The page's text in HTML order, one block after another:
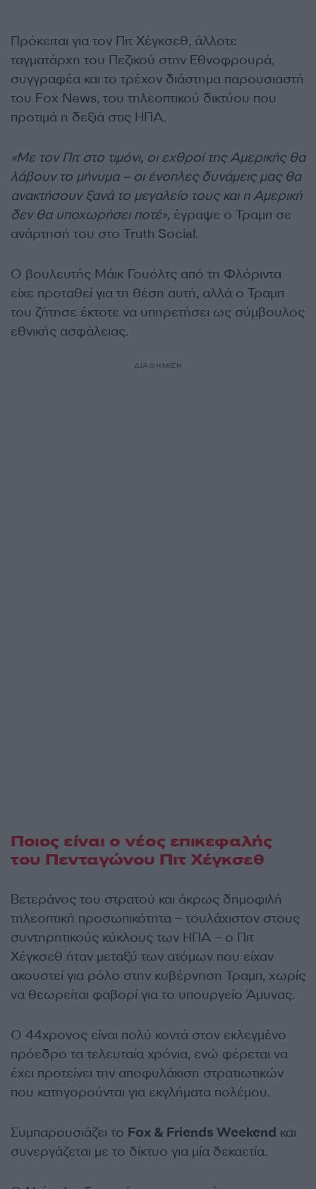
Πρόκειται για τον Πιτ Χέγκσεθ, άλλοτε
ταγματάρχη του Πεζικού στην Εθνοφρουρά,
συγγραφέα και το τρέχον διάστημα παρουσιαστή
του Fox News, του τηλεοπτικού δικτύου που
προτιμά η δεξιά στις ΗΠΑ.
«Με τον Πιτ στο τιμόνι, οι εχθροί της Αμερικής θα
λάβουν το μήνυμα – οι ένοπλες δυνάμεις μας θα
ανακτήσουν ξανά το μεγαλείο τους και η Αμερική
δεν θα υποχωρήσει ποτέ», έγραψε ο Τραμπ σε
ανάρτησή του στο Truth Social.
Ο βουλευτής Μάικ Γουόλτς από τη Φλόριντα
είχε προταθεί για τη θέση αυτή, αλλά ο Τραμπ
του ζήτησε έκτοτε να υπηρετήσει ως σύμβουλος
εθνικής ασφάλειας.
ΔΙΑΦΗΜΙΣΗ
Ποιος είναι ο νέος επικεφαλής
του Πενταγώνου Πιτ Χέγκσεθ
Βετεράνος του στρατού και άκρως δημοφιλή
τηλεοπτική προσωπικότητα – τουλάχιστον στους
συντηρητικούς κύκλους των ΗΠΑ – ο Πιτ
Χέγκσεθ ήταν μεταξύ των ατόμων που είχαν
ακουστεί για ρόλο στην κυβέρνηση Τραμπ, χωρίς
να θεωρείται φαβορί για το υπουργείο Άμυνας.
Ο 44χρονος είναι πολύ κοντά στον εκλεγμένο
πρόεδρο τα τελευταία χρόνια, ενώ φέρεται να
έχει προτείνει την αποφυλάκιση στρατιωτικών
που κατηγορούνται για εκγλήματα πολέμου.
Συμπαρουσιάζει το Fox & Friends Weekend και
συνεργάζεται με το δίκτυο για μία δεκαετία.